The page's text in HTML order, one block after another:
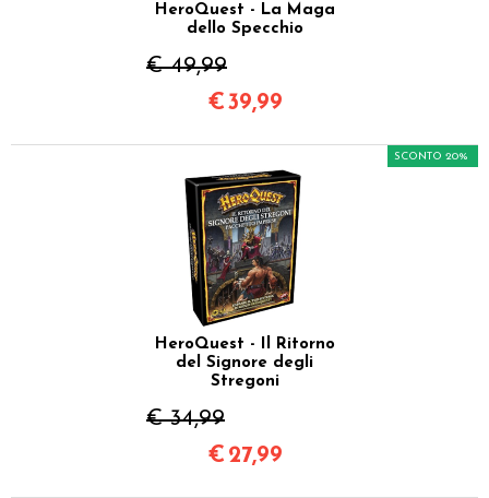
HeroQuest - La Maga
dello Specchio
€ 49,99
€39,99
HeroQuest - Il Ritorno
del Signore degli
Stregoni
€ 34,99
SCONTO 20%
€ 27,99